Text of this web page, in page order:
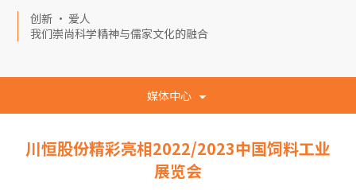
创新 · 爱人
我们崇尚科学精神与儒家文化的融合
媒体中心
川恒股份精彩亮相2022/2023中国饲料工业
展览会